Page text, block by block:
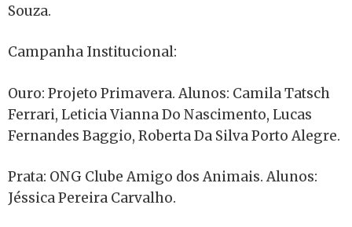
Souza.
Campanha Institucional:
Ouro: Projeto Primavera. Alunos: Camila Tatsch
Ferrari, Leticia Vianna Do Nascimento, Lucas
Fernandes Baggio, Roberta Da Silva Porto Alegre.
Prata: ONG Clube Amigo dos Animais. Alunos:
Jéssica Pereira Carvalho.